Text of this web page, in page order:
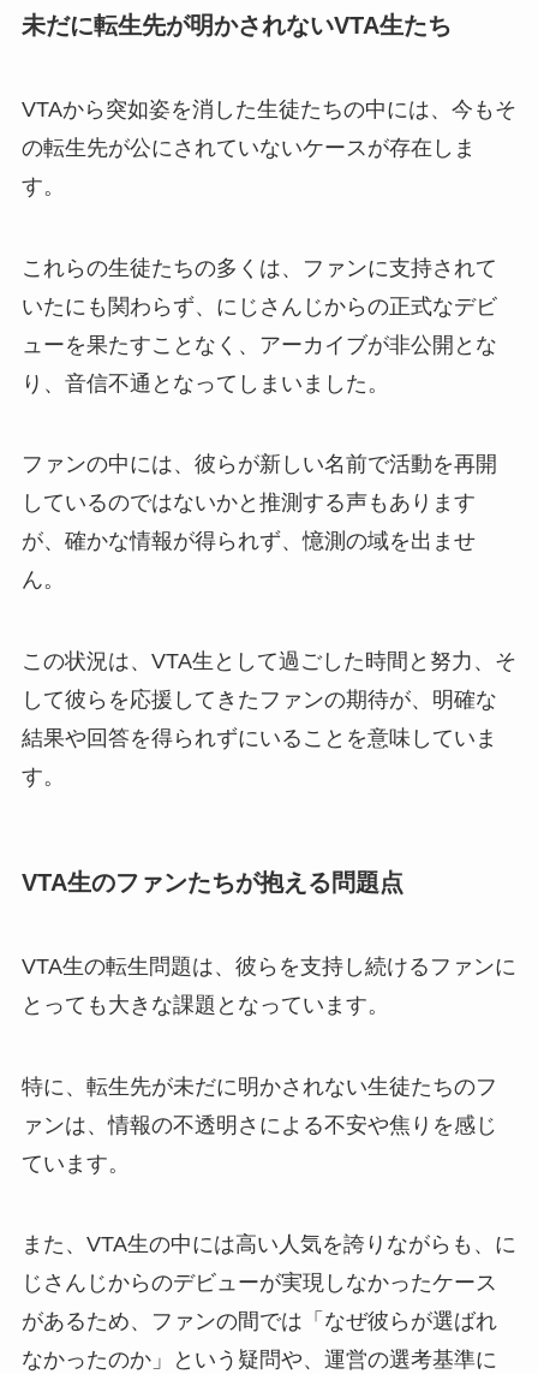
未だに転生先が明かされないVTA生たち
VTAから突如姿を消した生徒たちの中には、今もそ
の転生先が公にされていないケースが存在しま
す。
これらの生徒たちの多くは、ファンに支持されて
いたにも関わらず、にじさんじからの正式なデビ
ューを果たすことなく、アーカイブが非公開とな
り、音信不通となってしまいました。
ファンの中には、彼らが新しい名前で活動を再開
しているのではないかと推測する声もあります
が、確かな情報が得られず、憶測の域を出ませ
ん。
この状況は、VTA生として過ごした時間と努力、そ
して彼らを応援してきたファンの期待が、明確な
結果や回答を得られずにいることを意味していま
す。
VTA生のファンたちが抱える問題点
VTA生の転生問題は、彼らを支持し続けるファンに
とっても大きな課題となっています。
特に、転生先が未だに明かされない生徒たちのフ
ァンは、情報の不透明さによる不安や焦りを感じ
ています。
また、VTA生の中には高い人気を誇りながらも、に
じさんじからのデビューが実現しなかったケース
があるため、ファンの間では「なぜ彼らが選ばれ
なかったのか」という疑問や、運営の選考基準に